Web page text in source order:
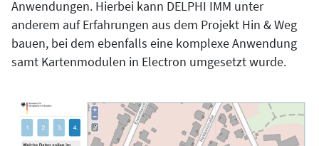
Anwendungen. Hierbei kann DELPHI IMM unter
anderem auf Erfahrungen aus dem Projekt Hin & Weg
bauen, bei dem ebenfalls eine komplexe Anwendung
samt Kartenmodulen in Electron umgesetzt wurde.